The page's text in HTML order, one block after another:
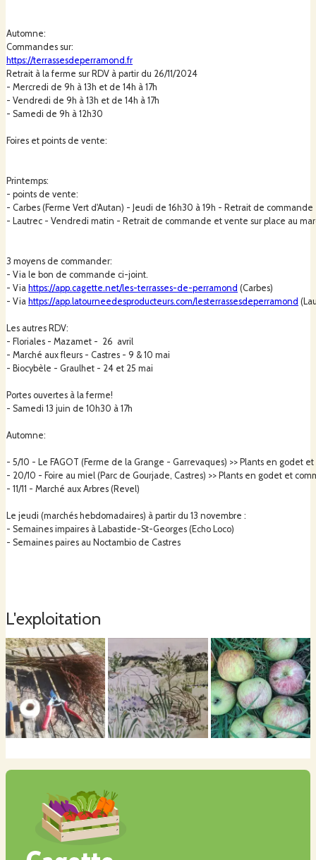
- Pourquoi « pépinière paysanne » ?
Du WWOOFing dans des fermes en permaculture, aux emplois saisonniers
pour des exploitants agricoles en grandes cultures, les 10 années qui ont
précédé mon installation m'ont permis de prendre conscience de ce que
représente le travail de la terre à toutes ses échelles et d'essayer de
comprendre les choix de chaque agriculteur, paysan, fermier, particulier que
Mon itinéraire de production ressemble à ce que je veux mettre sous la
bannière de "pépinière paysanne" : Une pépinière à échelle humaine, à la
hauteur de mes capacités physiques, peu mécanisée, qui essaie de
travailler en symbiose avec la nature environnante et tentant d'aggrader
Cela implique aussi, pour moi, de s'intégrer sur un territoire riche et de
participer à la souveraineté alimentaire d'un territoire local, en travaillant en
vente directe, et en lien avec les paysans du Tarn.
La pépinière est certifiée bio par qualisud (BIO-FR-16) afin de répondre à
un cahier des charges correspondant à ces choix. Je suis aussi sous mention
« Nature et Progrès » pour aller encore plus loin vers ces valeurs.
de plusieurs pépiniéristes que sont : la Pépinière Auguste en Ariège,
Salvagnac ,et surtout de Pépins d'Hier à Saint Amans Soult.
de fruitiers, il y a Renaud Mauchoffé, qui a pris le temps, pendant 3 ans, de
m'accompagner dans mon installation. Il fait un travail fabuleux depuis près
de 20 ans, au pied de la Montagne Noire, et me transmet ses
Automne:
Commandes sur:
https://terrassesdeperramond.fr
Retrait à la ferme sur RDV à partir du 26/11/2024
- Mercredi de 9h à 13h et de 14h à 17h
- Vendredi de 9h à 13h et de 14h à 17h
- Samedi de 9h à 12h30
Foires et points de vente:
Printemps:
- points de vente:
- Carbes (Ferme Vert d'Autan) - Jeudi de 16h30 à 19h - Retrait de
- Lautrec - Vendredi matin - Retrait de commande et vente sur place au
3 moyens de commander:
- Via le bon de commande ci-joint.
- Via https://app.cagette.net/les-terrasses-de-perramond (Carbes)
- Via https://app.latourneedesproducteurs.com/lesterrassesdeperramond
Les autres RDV:
- Floriales - Mazamet - 26 avril
- Marché aux fleurs - Castres - 9 & 10 mai
- Biocybèle - Graulhet - 24 et 25 mai
Portes ouvertes à la ferme!
- Samedi 13 juin de 10h30 à 17h
Automne:
- 5/10 - Le FAGOT (Ferme de la Grange - Garrevaques) >> Plants en godet
- 20/10 - Foire au miel (Parc de Gourjade, Castres) >> Plants en godet et
- 11/11 - Marché aux Arbres (Revel)
Le jeudi (marchés hebdomadaires) à partir du 13 novembre :
- Semaines impaires à Labastide-St-Georges (Echo Loco)
- Semaines paires au Noctambio de Castres
L'exploitation